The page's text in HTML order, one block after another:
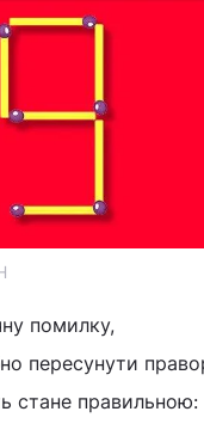
помилку,
пересунути
стане правильною: